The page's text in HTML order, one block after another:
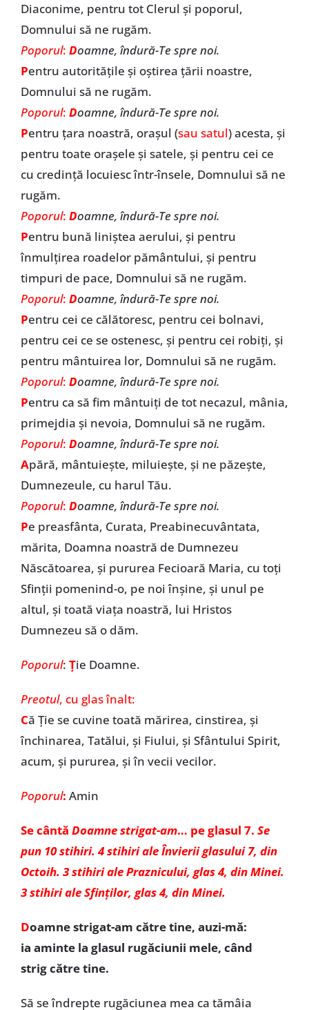
Diaconime, pentru tot Clerul și poporul,
Domnului să ne rugăm.
Poporul: Doamne, îndură-Te spre noi.
Pentru autoritățile și oștirea țării noastre,
Domnului să ne rugăm.
Poporul: Doamne, îndură-Te spre noi.
Pentru țara noastră, orașul (sau satul) acesta, și
pentru toate orașele și satele, și pentru cei ce
cu credință locuiesc într-însele, Domnului să ne
rugăm.
Poporul: Doamne, îndură-Te spre noi.
Pentru bună liniștea aerului, și pentru
înmulțirea roadelor pământului, și pentru
timpuri de pace, Domnului să ne rugăm.
Poporul: Doamne, îndură-Te spre noi.
Pentru cei ce călătoresc, pentru cei bolnavi,
pentru cei ce se ostenesc, și pentru cei robiți, și
pentru mântuirea lor, Domnului să ne rugăm.
Poporul: Doamne, îndură-Te spre noi.
Pentru ca să fim mântuiți de tot necazul, mânia,
primejdia și nevoia, Domnului să ne rugăm.
Poporul: Doamne, îndură-Te spre noi.
Apără, mântuiește, miluiește, și ne păzește,
Dumnezeule, cu harul Tău.
Poporul: Doamne, îndură-Te spre noi.
Pe preasfânta, Curata, Preabinecuvântata,
mărita, Doamna noastră de Dumnezeu
Născătoarea, și pururea Fecioară Maria, cu toți
Sfinții pomenind-o, pe noi înșine, și unul pe
altul, și toată viața noastră, lui Hristos
Dumnezeu să o dăm.
Poporul: Ție Doamne.
Preotul, cu glas înalt:
Că Ție se cuvine toată mărirea, cinstirea, și
închinarea, Tatălui, și Fiului, și Sfântului Spirit,
acum, și pururea, și în vecii vecilor.
Poporul: Amin
Se cântă Doamne strigat-am… pe glasul 7. Se
pun 10 stihiri. 4 stihiri ale Învierii glasului 7, din
Octoih. 3 stihiri ale Praznicului, glas 4, din Minei.
3 stihiri ale Sfinților, glas 4, din Minei.
Doamne strigat-am către tine, auzi-mă:
ia aminte la glasul rugăciunii mele, când
strig către tine.
Să se îndrepte rugăciunea mea ca tămâia